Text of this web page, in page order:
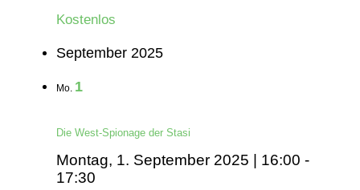
Kostenlos
September 2025
Mo. 1
Die West-Spionage der Stasi
Montag, 1. September 2025 | 16:00 -
17:30